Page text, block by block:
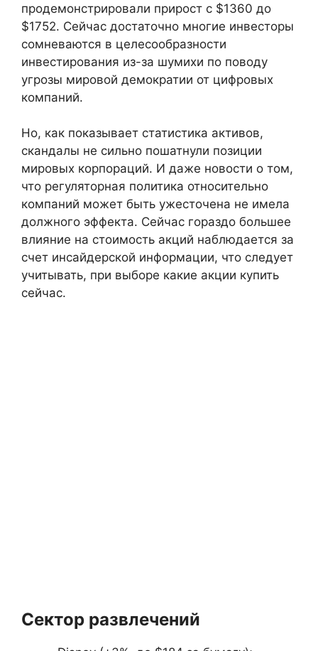
продемонстрировали прирост с $1360 до
$1752. Сейчас достаточно многие инвесторы
сомневаются в целесообразности
инвестирования из-за шумихи по поводу
угрозы мировой демократии от цифровых
компаний.
Но, как показывает статистика активов,
скандалы не сильно пошатнули позиции
мировых корпораций. И даже новости о том,
что регуляторная политика относительно
компаний может быть ужесточена не имела
должного эффекта. Сейчас гораздо большее
влияние на стоимость акций наблюдается за
счет инсайдерской информации, что следует
учитывать, при выборе какие акции купить
сейчас.
Сектор развлечений